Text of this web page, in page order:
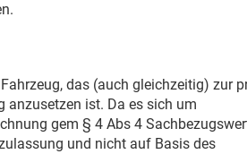
das (auch gleichzeitig) zur
anzusetzen ist. Da es sich um
gem § 4 Abs 4
und nicht auf Basis des